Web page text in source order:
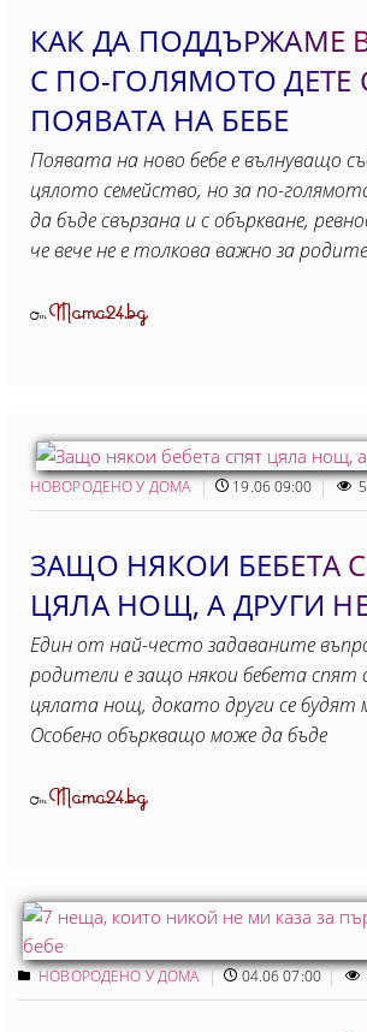
КАК ДА ПОДДЪРЖАМЕ
С ПО-ГОЛЯМОТО ДЕТЕ
ПОЯВАТА НА БЕБЕ
Появата на ново бебе е вълнуващо
цялото семейство, но за по-
да бъде свързана и с объркване,
че вече не е толкова важно за
ОтMama24.bg
НОВОРОДЕНО У ДОМА 19.06 09:00
ЗАЩО НЯКОИ БЕБЕТА
ЦЯЛА НОЩ, А ДРУГИ
Един от най-често задаваните
родители е защо някои бебета спят
цялата нощ, докато други се будят
Особено объркващо може да бъде
ОтMama24.bg
НОВОРОДЕНО У ДОМА 04.06 07:00